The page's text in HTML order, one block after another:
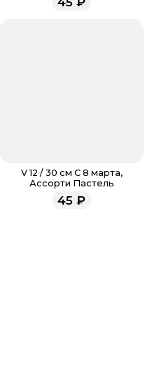
вас.
V 12 / 30 см С 8 марта,
Ассорти Пастель
45 ₽